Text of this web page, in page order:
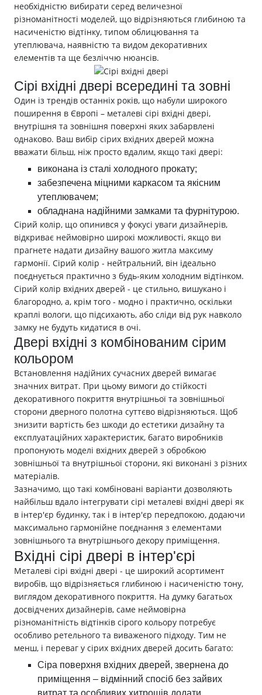
необхідністю вибирати серед величезної
різноманітності моделей, що відрізняються глибиною та
насиченістю відтінку, типом облицювання та
утеплювача, наявністю та видом декоративних
елементів та ще безліччю нюансів.
Сірі вхідні двері всередині та зовні
Один із трендів останніх років, що набули широкого
поширення в Європі – металеві сірі вхідні двері,
внутрішня та зовнішня поверхні яких забарвлені
однаково. Ваш вибір сірих вхідних дверей можна
вважати більш, ніж просто вдалим, якщо такі двері:
виконана із сталі холодного прокату;
забезпечена міцними каркасом та якісним
утеплювачем;
обладнана надійними замками та фурнітурою.
Сірий колір, що опинився у фокусі уваги дизайнерів,
відкриває неймовірно широкі можливості, якщо ви
прагнете надати дизайну вашого житла максиму
гармонії. Сірий колір - нейтральний, він ідеально
поєднується практично з будь-яким холодним відтінком.
Сірий колір вхідних дверей - це стильно, вишукано і
благородно, а, крім того - модно і практично, оскільки
краплі вологи, що підсихають, або сліди від рук навколо
замку не будуть кидатися в очі.
Двері вхідні з комбінованим сірим
кольором
Встановлення надійних сучасних дверей вимагає
значних витрат. При цьому вимоги до стійкості
декоративного покриття внутрішньої та зовнішньої
сторони дверного полотна суттєво відрізняються. Щоб
знизити вартість без шкоди до естетики дизайну та
експлуатаційних характеристик, багато виробників
пропонують моделі вхідних дверей з обробкою
зовнішньої та внутрішньої сторони, які виконані з різних
матеріалів.
Зазначимо, що такі комбіновані варіанти дозволяють
найбільш вдало інтегрувати сірі металеві вхідні двері як
в інтер'єр будинку, так і в інтер'єр передпокою, додаючи
максимально гармонійне поєднання з елементами
зовнішнього та внутрішнього декору приміщення.
Вхідні сірі двері в інтер'єрі
Металеві сірі вхідні двері - це широкий асортимент
виробів, що відрізняється глибиною і насиченістю тону,
виглядом декоративного покриття. На думку багатьох
досвідчених дизайнерів, саме неймовірна
різноманітність відтінків сірого кольору потребує
особливо ретельного та виваженого підходу. Тим не
менш, і переваг у сірих вхідних дверей досить багато:
Сіра поверхня вхідних дверей, звернена до
приміщення – відмінний спосіб без зайвих